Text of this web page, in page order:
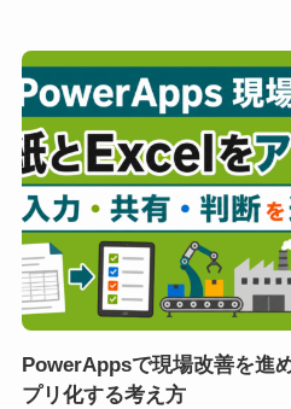
PowerAppsで現場改善を進
プリ化する考え方